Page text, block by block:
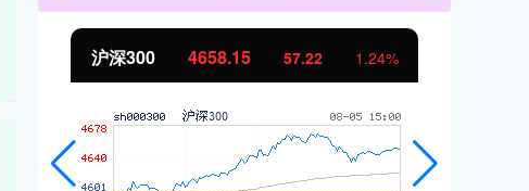
北证50 1119.46 25.97 2.38%